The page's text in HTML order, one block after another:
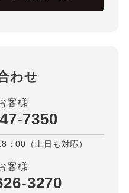
わせ
客様
7350
：00（土日も対応）
客様
3270